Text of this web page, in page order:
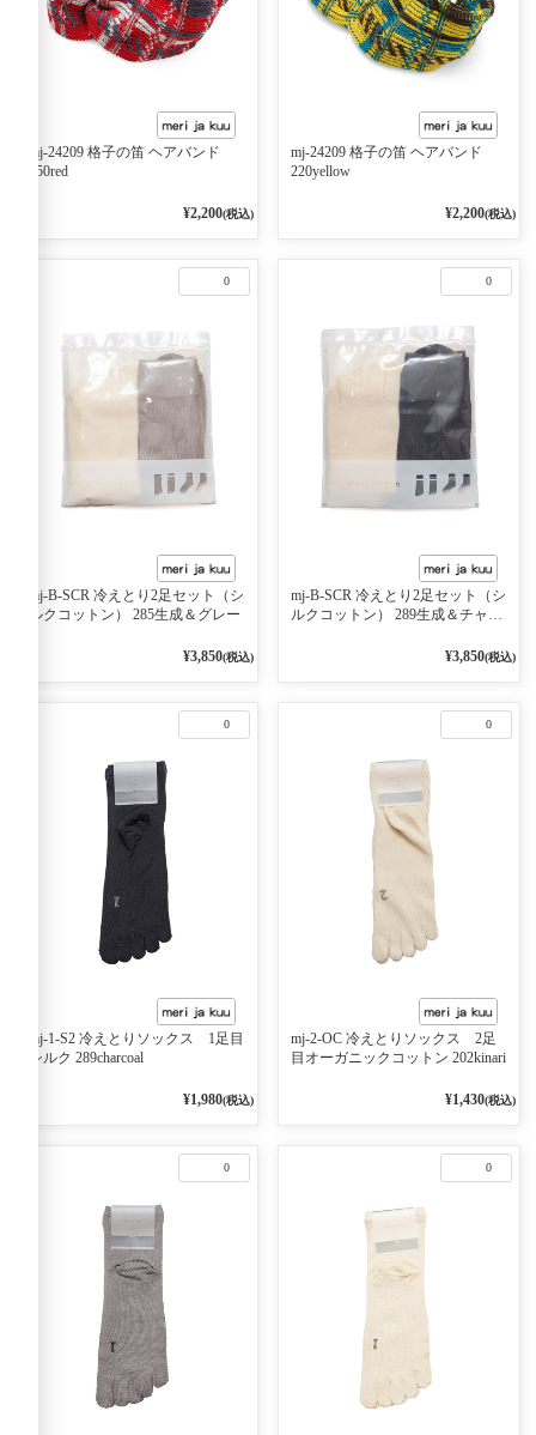
mj-24209 格子の笛 ヘアバンド
250red
¥2,200(税込)
mj-24209 格子の笛 ヘアバンド
220yellow
¥2,200(税込)
0
mj-B-SCR 冷えとり2足セット（シ
ルクコットン） 285生成＆グレー
¥3,850(税込)
0
mj-B-SCR 冷えとり2足セット（シ
ルクコットン） 289生成＆チャコ
¥3,850(税込)
0
mj-1-S2 冷えとりソックス 1足目
シルク 289charcoal
¥1,980(税込)
0
mj-2-OC 冷えとりソックス 2足
目オーガニックコットン 202kinari
¥1,430(税込)
0 0